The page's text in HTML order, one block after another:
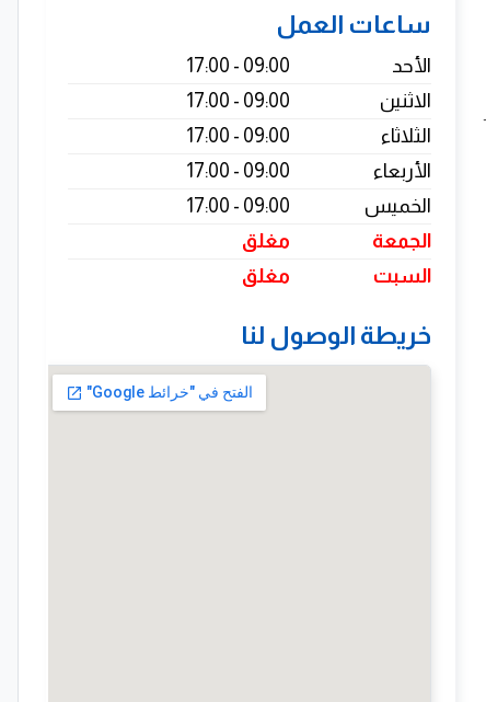
ساعات العمل
الأحد
09:00 - 17:00
الاثنين
09:00 - 17:00
الثلاثاء
09:00 - 17:00
الأربعاء
09:00 - 17:00
الخميس
09:00 - 17:00
الجمعة
مغلق
السبت
مغلق
خريطة الوصول لنا